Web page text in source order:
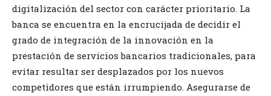
digitalización del sector con carácter prioritario. La
banca se encuentra en la encrucijada de decidir el
grado de integración de la innovación en la
prestación de servicios bancarios tradicionales, para
evitar resultar ser desplazados por los nuevos
competidores que están irrumpiendo. Asegurarse de